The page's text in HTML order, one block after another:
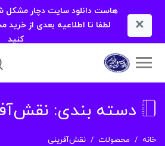
×
هاست دانلود سایت دچار
لطفا تا اطلاعیه بعدی از خرید
کنید
دسته بندی:
خانه محصولات نقش‌آفرینی